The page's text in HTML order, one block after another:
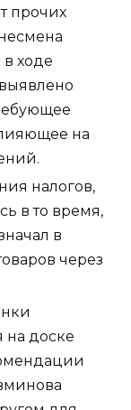
прочих
ходе
на
налогов,
в то время,
в
через
на доске